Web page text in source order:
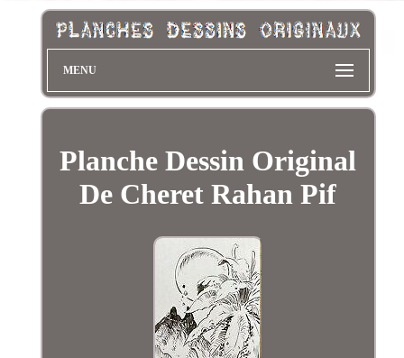
MENU
Planche Dessin Original
De Cheret Rahan Pif